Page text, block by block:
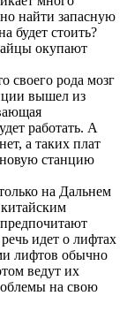
найти запасную
будет стоить?
окупают
своего рода мозг
вышел из
работать. А
а таких плат
станцию
на Дальнем
идет о лифтах
лифтов обычно
ведут их
на свою